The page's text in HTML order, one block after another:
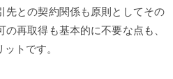
先との契約関係も原則としてその
再取得も基本的に不要な点も、
トです。